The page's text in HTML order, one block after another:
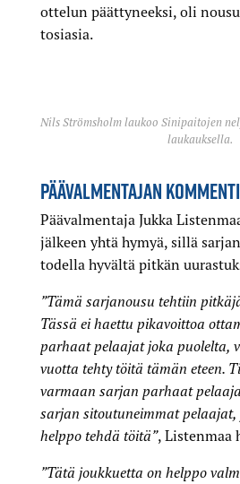
ottelun päättyneeksi, oli nousu
tosiasia.
Nils Strömsholm laukoo Sinipaitojen
laukauksella.
PÄÄVALMENTAJAN
Päävalmentaja Jukka
jälkeen yhtä hymyä, sillä
todella hyvältä pitkän
”Tämä sarjanousu tehtiin
Tässä ei haettu pikavoittoa
parhaat pelaajat joka puolelta,
vuotta tehty töitä tämän eteen.
varmaan sarjan parhaat
sarjan sitoutuneimmat pelaajat,
helppo tehdä töitä”, Listenmaa
”Tätä joukkuetta on helppo